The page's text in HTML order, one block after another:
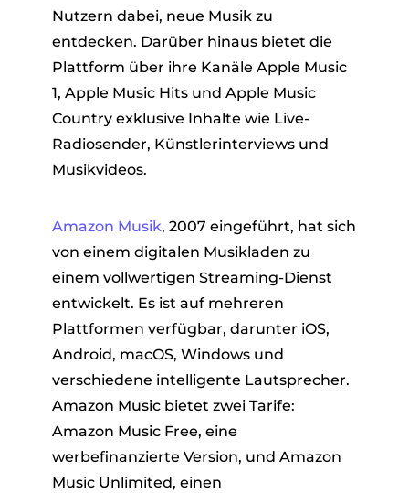
Nutzern dabei, neue Musik zu
entdecken. Darüber hinaus bietet die
Plattform über ihre Kanäle Apple Music
1, Apple Music Hits und Apple Music
Country exklusive Inhalte wie Live-
Radiosender, Künstlerinterviews und
Musikvideos.
Amazon Musik, 2007 eingeführt, hat sich
von einem digitalen Musikladen zu
einem vollwertigen Streaming-Dienst
entwickelt. Es ist auf mehreren
Plattformen verfügbar, darunter iOS,
Android, macOS, Windows und
verschiedene intelligente Lautsprecher.
Amazon Music bietet zwei Tarife:
Amazon Music Free, eine
werbefinanzierte Version, und Amazon
Music Unlimited, einen